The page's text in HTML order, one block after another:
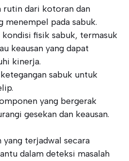
rutin dari kotoran dan
menempel pada sabuk.
kondisi fisik sabuk, termasuk
keausan yang dapat
kinerja.
sabuk untuk
yang bergerak
gesekan dan keausan.
yang terjadwal secara
dalam deteksi masalah